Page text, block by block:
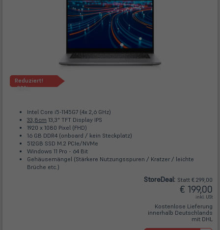
Reduziert!
-33%
Intel Core i5-1145G7 (4x 2,6 GHz)
33,8cm 13,3" TFT Display IPS
1920 x 1080 Pixel (FHD)
16 GB DDR4 (onboard / kein Steckplatz)
512GB SSD M.2 PCIe/NVMe
Windows 11 Pro - 64 Bit
Gehäusemängel (Stärkere Nutzungsspuren / Kratzer / leichte
Brüche etc.)
StoreDeal: Statt € 299,00
€ 199,00
inkl. USt
Kostenlose Lieferung
innerhalb Deutschlands
mit DHL